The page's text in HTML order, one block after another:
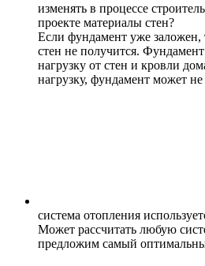
изменять в процессе
проекте материалы стен?
Если фундамент уже заложен,
стен не получится. Фундамент
нагрузку от стен и кровли
нагрузку, фундамент может
система отопления
Может рассчитать любую
предложим самый